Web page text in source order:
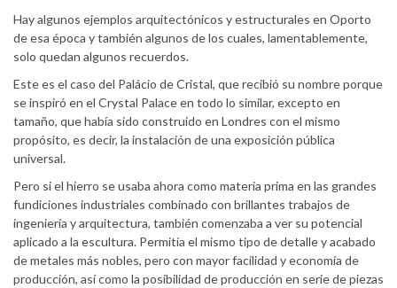
Hay algunos ejemplos arquitectónicos y estructurales en Oporto
de esa época y también algunos de los cuales, lamentablemente,
solo quedan algunos recuerdos.
Este es el caso del Palácio de Cristal, que recibió su nombre porque
se inspiró en el Crystal Palace en todo lo similar, excepto en
tamaño, que había sido construido en Londres con el mismo
propósito, es decir, la instalación de una exposición pública
universal.
Pero si el hierro se usaba ahora como materia prima en las grandes
fundiciones industriales combinado con brillantes trabajos de
ingeniería y arquitectura, también comenzaba a ver su potencial
aplicado a la escultura. Permitía el mismo tipo de detalle y acabado
de metales más nobles, pero con mayor facilidad y economía de
producción, así como la posibilidad de producción en serie de piezas